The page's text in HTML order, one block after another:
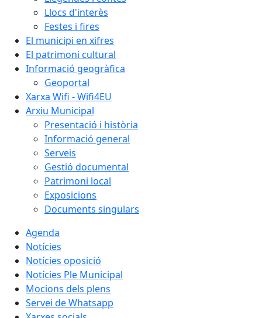
Llocs d'interès
Festes i fires
El municipi en xifres
El patrimoni cultural
Informació geogràfica
Geoportal
Xarxa Wifi - Wifi4EU
Arxiu Municipal
Presentació i història
Informació general
Serveis
Gestió documental
Patrimoni local
Exposicions
Documents singulars
Agenda
Notícies
Notícies oposició
Notícies Ple Municipal
Mocions dels plens
Servei de Whatsapp